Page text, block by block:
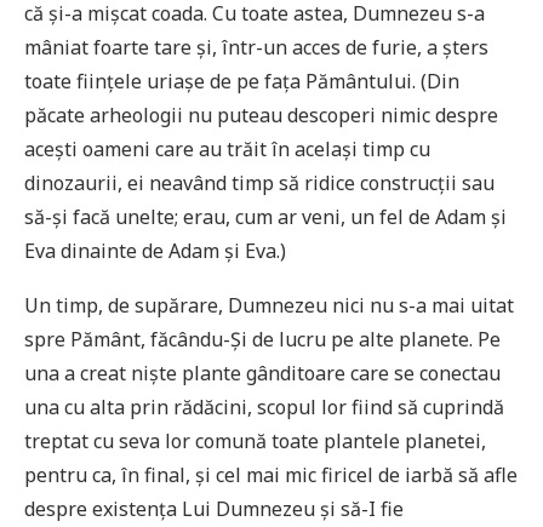
că și-a mișcat coada. Cu toate astea, Dumnezeu s-a
mâniat foarte tare și, într-un acces de furie, a șters
toate ființele uriașe de pe fața Pământului. (Din
păcate arheologii nu puteau descoperi nimic despre
acești oameni care au trăit în același timp cu
dinozaurii, ei neavând timp să ridice construcții sau
să-și facă unelte; erau, cum ar veni, un fel de Adam și
Eva dinainte de Adam și Eva.)
Un timp, de supărare, Dumnezeu nici nu s-a mai uitat
spre Pământ, făcându-Și de lucru pe alte planete. Pe
una a creat niște plante gânditoare care se conectau
una cu alta prin rădăcini, scopul lor fiind să cuprindă
treptat cu seva lor comună toate plantele planetei,
pentru ca, în final, și cel mai mic firicel de iarbă să afle
despre existența Lui Dumnezeu și să-I fie